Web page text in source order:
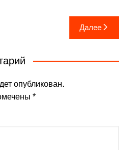
Далее
опубликован.
*